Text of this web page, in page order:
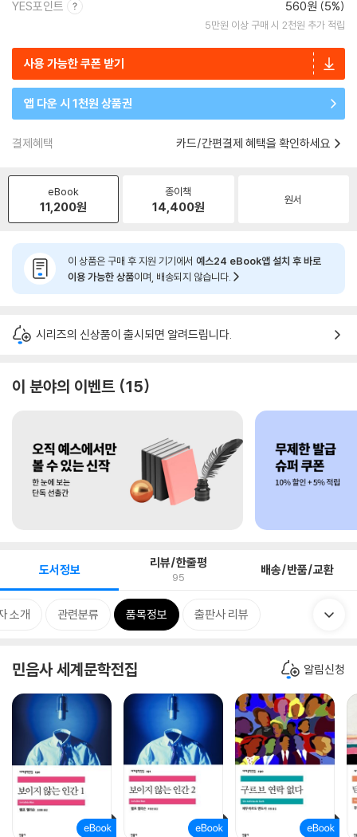
YES포인트 560원 (5%)
5만원 이상 구매 시 2천원 추가 적립
사용 가능한 쿠폰 받기
앱 다운 시 1천원 상품권
결제혜택 카드/간편결제 혜택을 확인하세요
eBook
11,200원
종이책
14,400원 원서
이 상품은 구매 후 지원 기기에서 예스24 eBook앱 설치 후 바로
이용 가능한 상품이며, 배송되지 않습니다.
시리즈의 신상품이 출시되면 알려드립니다.
이 분야의 이벤트 15
도서정보 리뷰/한줄평
95 배송/반품/교환
소개 관련분류 품목정보 출판사 리뷰
민음사 세계문학전집 알림신청